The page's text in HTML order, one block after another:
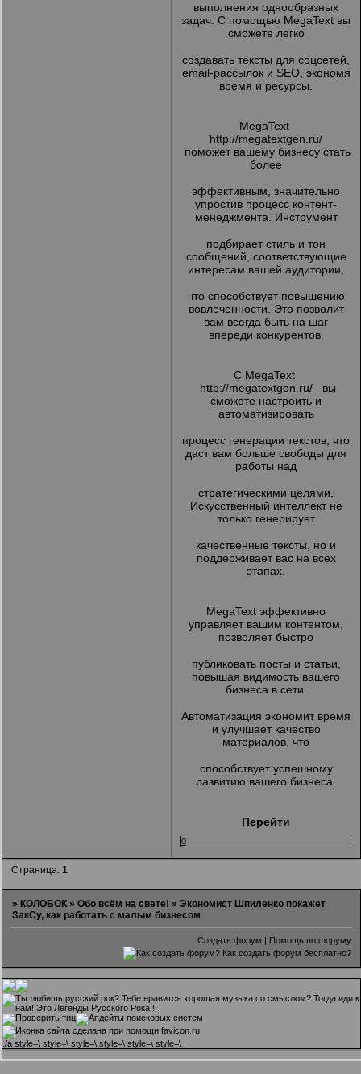
выполнения однообразных
задач. С помощью MegaText вы
сможете легко
создавать тексты для соцсетей,
email-рассылок и SEO, экономя
время и ресурсы.
MegaText
http://megatextgen.ru/
поможет вашему бизнесу стать
более
эффективным, значительно
упростив процесс контент-
менеджмента. Инструмент
подбирает стиль и тон
сообщений, соответствующие
интересам вашей аудитории,
что способствует повышению
вовлеченности. Это позволит
вам всегда быть на шаг
впереди конкурентов.
С MegaText
http://megatextgen.ru/вы
сможете настроить и
автоматизировать
процесс генерации текстов, что
даст вам больше свободы для
работы над
стратегическими целями.
Искусственный интеллект не
только генерирует
качественные тексты, но и
поддерживает вас на всех
этапах.
MegaText эффективно
управляет вашим контентом,
позволяет быстро
публиковать посты и статьи,
повышая видимость вашего
бизнеса в сети.
Автоматизация экономит время
и улучшает качество
материалов, что
способствует успешному
развитию вашего бизнеса.
Перейти
0
Страница:1
»КОЛОБОК »Обо всём на свете! »Экономист Шпиленко покажет
ЗакСу, как работать с малым бизнесом
Создать форум | Помощь по форуму
/a style=\ style=\ style=\ style=\ style=\ style=\